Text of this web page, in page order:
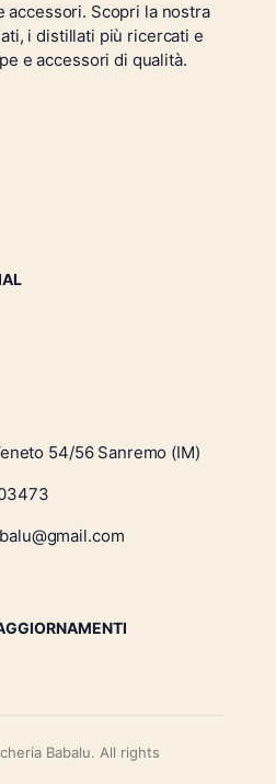
accessori. Scopri la nostra
i distillati più ricercati e
e accessori di qualità.
54/56 Sanremo (IM)
Babalu. All rights